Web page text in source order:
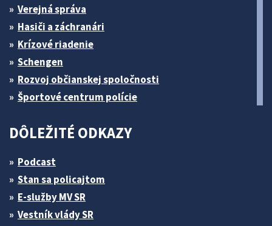
Verejná správa
Hasiči a záchranári
Krízové riadenie
Schengen
Rozvoj občianskej spoločnosti
Športové centrum polície
DÔLEŽITÉ ODKAZY
Podcast
Stan sa policajtom
E-služby MV SR
Vestník vlády SR